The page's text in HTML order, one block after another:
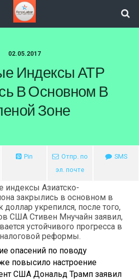
02.05.2017
Индексы АТР
В Основном В
Зоне
Pin
Отпр. по
эл. почте
SMS
Азиатско-
закрылись в основном в
доллар укрепился, после того,
США Стивен Мнучайн заявил,
устойчивого прогресса в
реформы.
опасений по поводу
повысило настроение
США Дональд Трамп заявил